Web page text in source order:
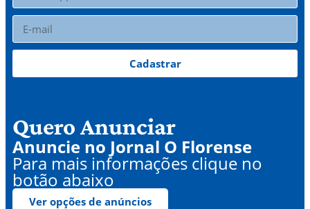
Cadastrar
Quero Anunciar
Anuncie no Jornal O Florense
Para mais informações clique no
botão abaixo
Ver opções de anúncios